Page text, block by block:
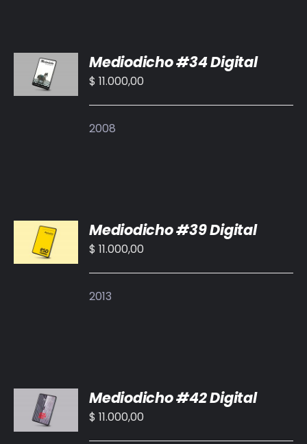
AL
CARRITO
/
Mediodicho #34 Digital
$ 11.000,00
2008
AL
CARRITO
/
Mediodicho #39 Digital
$ 11.000,00
2013
AL
CARRITO
/
Mediodicho #42 Digital
$ 11.000,00